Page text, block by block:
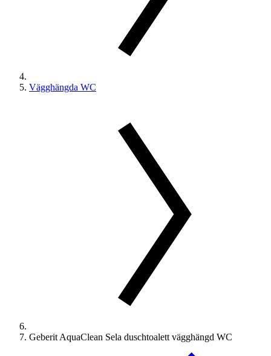
Vägghängda WC
Geberit AquaClean Sela duschtoalett vägghängd WC